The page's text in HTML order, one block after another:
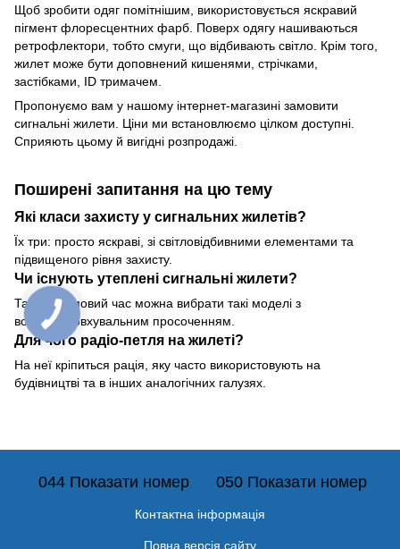
Щоб зробити одяг помітнішим, використовується яскравий
пігмент флоресцентних фарб. Поверх одягу нашиваються
ретрофлектори, тобто смуги, що відбивають світло. Крім того,
жилет може бути доповнений кишенями, стрічками,
застібками, ID тримачем.
Пропонуємо вам у нашому інтернет-магазині замовити
сигнальні жилети. Ціни ми встановлюємо цілком доступні.
Сприяють цьому й вигідні розпродажі.
Поширені запитання на цю тему
Які класи захисту у сигнальних жилетів?
Їх три: просто яскраві, зі світловідбивними елементами та
підвищеного рівня захисту.
Чи існують утеплені сигнальні жилети?
Так, на зимовий час можна вибрати такі моделі з
водовідштовхувальним просоченням.
Для чого радіо-петля на жилеті?
На неї кріпиться рація, яку часто використовують на
будівництві та в інших аналогічних галузях.
044 Показати номер 050 Показати номер
Контактна інформація
Повна версія сайту